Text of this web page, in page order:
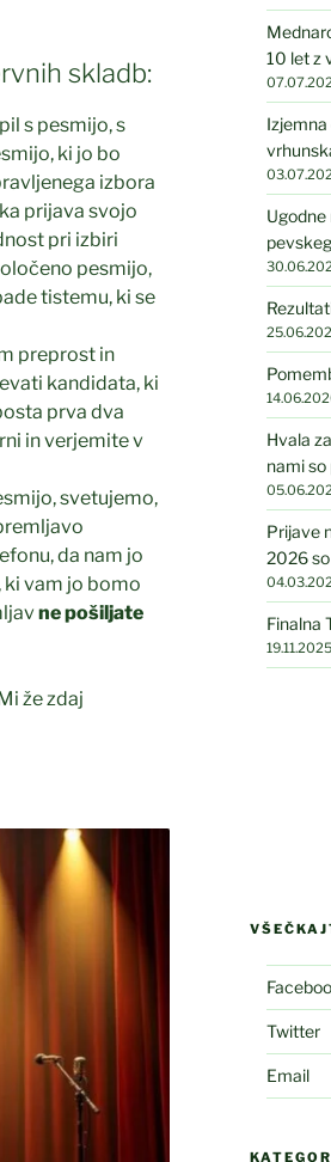
skladb:
s pesmijo, s
ki jo bo
izbora
prijava svojo
pri izbiri
pesmijo,
tistemu, ki se
preprost in
kandidata, ki
prva dva
in verjemite v
svetujemo,
da nam jo
vam jo bomo
ne pošiljate
že zdaj
10 let z
Hvala
nami so
Prijave
2026
Finalna
19.11.2025
Twitter
Email